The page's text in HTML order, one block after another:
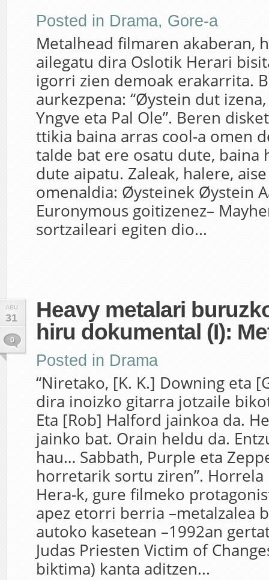
Posted in Drama, Gore-a
Metalhead filmaren akaberan,
ailegatu dira Oslotik Herari
igorri zien demoak erakarrita.
aurkezpena: “Øystein dut
Yngve eta Pal Ole”. Beren
ttikia baina arras cool-a omen
talde bat ere osatu dute, baina
dute aipatu. Zaleak, halere,
omenaldia: Øysteinek Øystein
Euronymous goitizenez–
sortzaileari egiten dio...
ABU
31
0
Heavy metalari
hiru dokumental (I):
Posted in Drama
“Niretako, [K. K.] Downing eta
dira inoizko gitarra jotzaile
Eta [Rob] Halford jainkoa da.
jainko bat. Orain heldu da.
hau… Sabbath, Purple eta
horretarik sortu ziren”. Horrela
Hera-k, gure filmeko
apez etorri berria –metalzalea
autoko kasetean –1992an
Judas Priesten Victim of
biktima) kanta aditzen...